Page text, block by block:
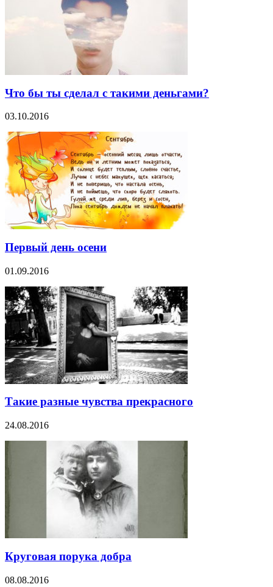
Что бы ты сделал с такими деньгами?
03.10.2016
Первый день осени
01.09.2016
Такие разные чувства прекрасного
24.08.2016
Круговая порука добра
08.08.2016